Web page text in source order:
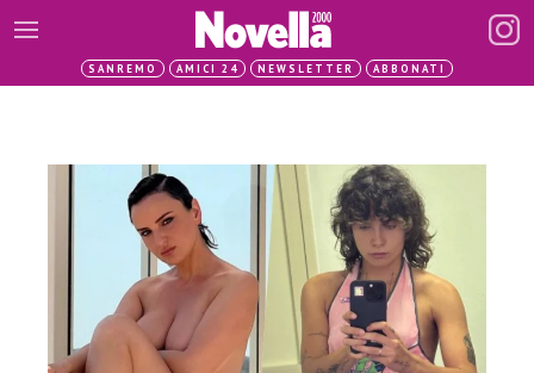
SANREMO AMICI 24 NEWSLETTER ABBONATI